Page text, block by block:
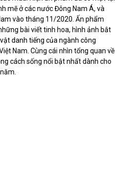
mẽ ở các nước Đông Nam Á, và
vào tháng 11/2020. Ấn phẩm
bài viết tinh hoa, hình ảnh bắt
danh tiếng của ngành công
Nam. Cùng cái nhìn tổng quan về
cách sống nổi bật nhất dành cho